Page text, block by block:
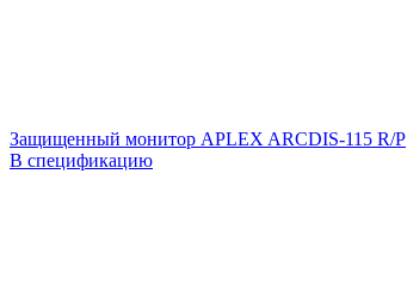
Защищенный монитор APLEX ARCDIS-115 R/P
В спецификацию